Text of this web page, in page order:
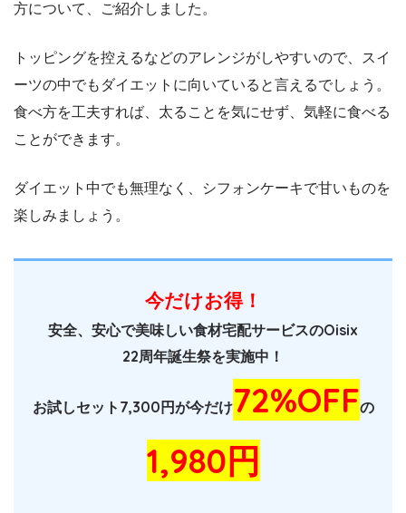
方について、ご紹介しました。
トッピングを控えるなどのアレンジがしやすいので、スイ
ーツの中でもダイエットに向いていると言えるでしょう。
食べ方を工夫すれば、太ることを気にせず、気軽に食べる
ことができます。
ダイエット中でも無理なく、シフォンケーキで甘いものを
楽しみましょう。
今だけお得！
安全、安心で美味しい食材宅配サービスのOisix
22周年誕生祭を実施中！
お試しセット7,300円が今だけ72%OFFの
1,980円